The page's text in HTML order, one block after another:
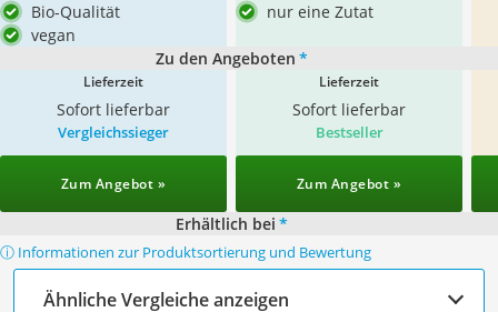
Bio-Qualität
vegan
nur eine Zutat
Zu den Angeboten *
Lieferzeit
Sofort lieferbar
Lieferzeit
Sofort lieferbar
Vergleichssieger
Zum Angebot »
Bestseller
Zum Angebot »
Erhältlich bei *
ⓘ Informationen zur Produktsortierung und Bewertung
Ähnliche Vergleiche anzeigen